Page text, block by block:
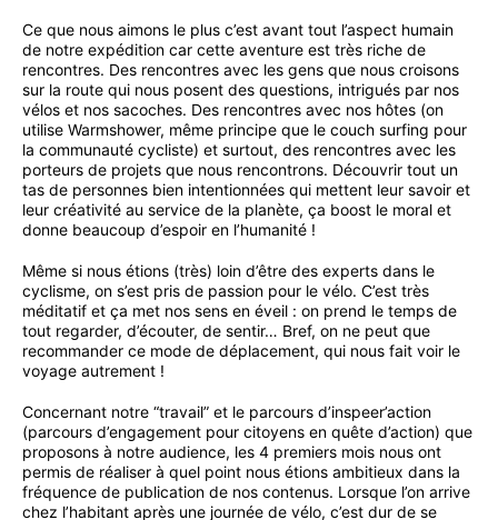
Ce que nous aimons le plus c’est avant tout l’aspect humain
de notre expédition car cette aventure est très riche de
rencontres. Des rencontres avec les gens que nous croisons
sur la route qui nous posent des questions, intrigués par nos
vélos et nos sacoches. Des rencontres avec nos hôtes (on
utilise Warmshower, même principe que le couch surfing pour
la communauté cycliste) et surtout, des rencontres avec les
porteurs de projets que nous rencontrons. Découvrir tout un
tas de personnes bien intentionnées qui mettent leur savoir et
leur créativité au service de la planète, ça boost le moral et
donne beaucoup d’espoir en l’humanité !
Même si nous étions (très) loin d’être des experts dans le
cyclisme, on s’est pris de passion pour le vélo. C’est très
méditatif et ça met nos sens en éveil : on prend le temps de
tout regarder, d’écouter, de sentir… Bref, on ne peut que
recommander ce mode de déplacement, qui nous fait voir le
voyage autrement !
Concernant notre “travail” et le parcours d’inspeer’action
(parcours d’engagement pour citoyens en quête d’action) que
proposons à notre audience, les 4 premiers mois nous ont
permis de réaliser à quel point nous étions ambitieux dans la
fréquence de publication de nos contenus. Lorsque l’on arrive
chez l’habitant après une journée de vélo, c’est dur de se